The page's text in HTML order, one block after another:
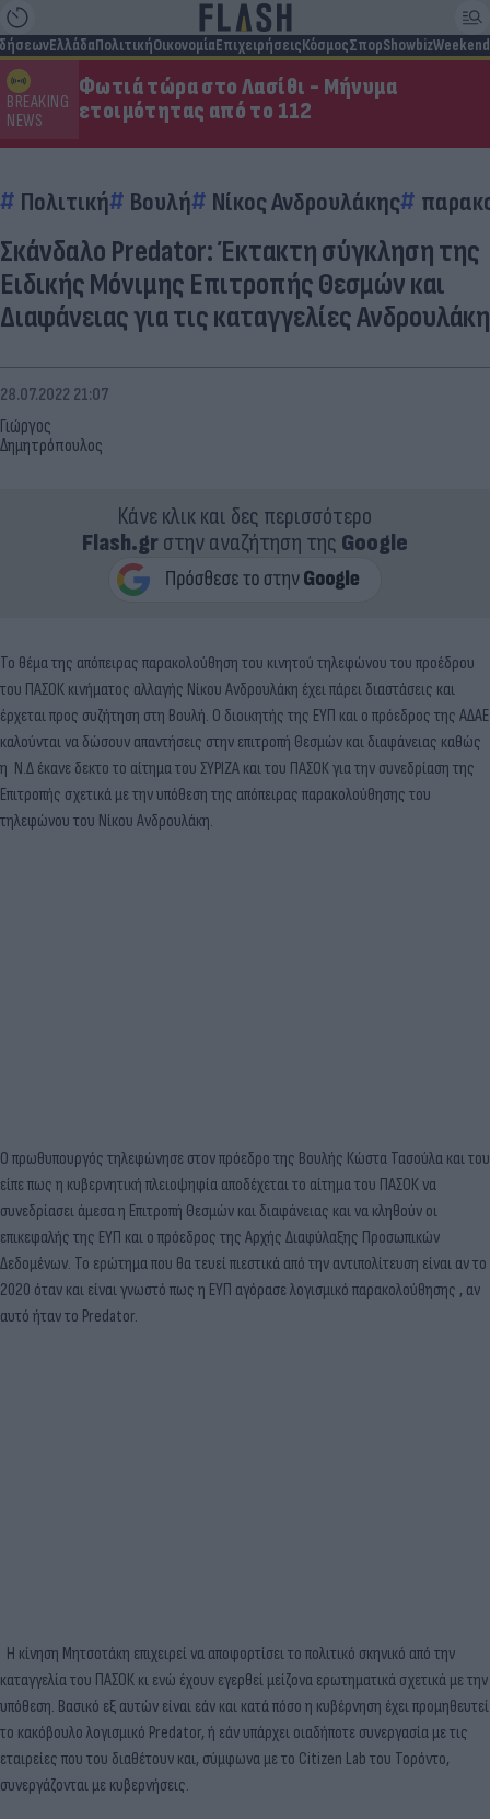
ΕλλάδαΠολιτικήΟικονομίαΕπιχειρήσειςΚόσμοςΣπορShowbizWeekend
BREAKING
NEWS
Φωτιά τώρα στο Λασίθι - Μήνυμα
ετοιμότητας από το 112
Πολιτική Βουλή Νίκος Ανδρουλάκης
Σκάνδαλο Predator: Έκτακτη σύγκληση της
Ειδικής Μόνιμης Επιτροπής Θεσμών και
Διαφάνειας για τις καταγγελίες Ανδρουλάκη
Γιώργος
Δημητρόπουλος
28.07.2022 21:07
Κάνε κλικ και δες περισσότερο
Flash.grστην αναζήτηση της Google
Το θέμα της απόπειρας παρακολούθηση του κινητού τηλεφώνου του προέδρου
του ΠΑΣΟΚ κινήματος αλλαγής Νίκου Ανδρουλάκη έχει πάρει διαστάσεις και
έρχεται προς συζήτηση στη Βουλή. Ο διοικητής της ΕΥΠ και ο πρόεδρος της ΑΔΑΕ
καλούνται να δώσουν απαντήσεις στην επιτροπή Θεσμών και διαφάνειας καθώς
η Ν.Δ έκανε δεκτο το αίτημα του ΣΥΡΙΖΑ και του ΠΑΣΟΚ για την συνεδρίαση της
Επιτροπής σχετικά με την υπόθεση της απόπειρας παρακολούθησης του
τηλεφώνου του Νίκου Ανδρουλάκη.
Ο πρωθυπουργός τηλεφώνησε στον πρόεδρο της Βουλής Κώστα Τασούλα και του
είπε πως η κυβερνητική πλειοψηφία αποδέχεται το αίτημα του ΠΑΣΟΚ να
συνεδρίασει άμεσα η Επιτροπή Θεσμών και διαφάνειας και να κληθούν οι
επικεφαλής της ΕΥΠ και ο πρόεδρος της Αρχής Διαφύλαξης Προσωπικών
Δεδομένων. Το ερώτημα που θα τευεί πιεστικά από την αντιπολίτευση είναι αν το
2020 όταν και είναι γνωστό πως η ΕΥΠ αγόρασε λογισμικό παρακολούθησης , αν
αυτό ήταν το Predator.
Η κίνηση Μητσοτάκη επιχειρεί να αποφορτίσει το πολιτικό σκηνικό από την
καταγγελία του ΠΑΣΟΚ κι ενώ έχουν εγερθεί μείζονα ερωτηματικά σχετικά με την
υπόθεση. Βασικό εξ αυτών είναι εάν και κατά πόσο η κυβέρνηση έχει προμηθευτεί
το κακόβουλο λογισμικό Predator, ή εάν υπάρχει οιαδήποτε συνεργασία με τις
εταιρείες που του διαθέτουν και, σύμφωνα με το Citizen Lab του Τορόντο,
συνεργάζονται με κυβερνήσεις.